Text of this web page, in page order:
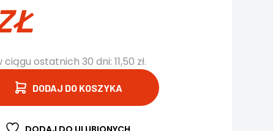
ciągu ostatnich 30 dni: 11,50 zł.
DODAJ DO KOSZYKA